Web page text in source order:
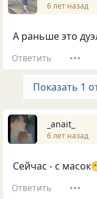
6 лет назад
А раньше это
Ответить
Показать 1
_anait_
6 лет назад
Сейчас - с
Ответить